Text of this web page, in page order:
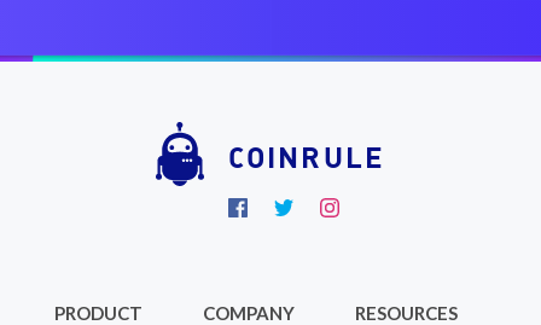
COINRULE
PRODUCT COMPANY RESOURCES